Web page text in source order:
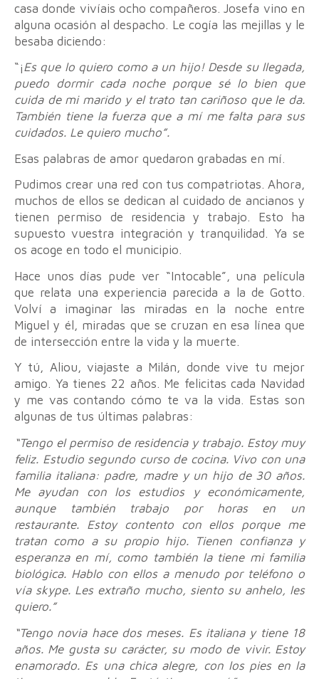
casa donde vivíais ocho compañeros. Josefa vino en
alguna ocasión al despacho. Le cogía las mejillas y le
besaba diciendo:
“¡Es que lo quiero como a un hijo! Desde su llegada,
puedo dormir cada noche porque sé lo bien que
cuida de mi marido y el trato tan cariñoso que le da.
También tiene la fuerza que a mí me falta para sus
cuidados. Le quiero mucho”.
Esas palabras de amor quedaron grabadas en mí.
Pudimos crear una red con tus compatriotas. Ahora,
muchos de ellos se dedican al cuidado de ancianos y
tienen permiso de residencia y trabajo. Esto ha
supuesto vuestra integración y tranquilidad. Ya se
os acoge en todo el municipio.
Hace unos días pude ver “Intocable”, una película
que relata una experiencia parecida a la de Gotto.
Volví a imaginar las miradas en la noche entre
Miguel y él, miradas que se cruzan en esa línea que
de intersección entre la vida y la muerte.
Y tú, Aliou, viajaste a Milán, donde vive tu mejor
amigo. Ya tienes 22 años. Me felicitas cada Navidad
y me vas contando cómo te va la vida. Estas son
algunas de tus últimas palabras:
“Tengo el permiso de residencia y trabajo. Estoy muy
feliz. Estudio segundo curso de cocina. Vivo con una
familia italiana: padre, madre y un hijo de 30 años.
Me ayudan con los estudios y económicamente,
aunque también trabajo por horas en un
restaurante. Estoy contento con ellos porque me
tratan como a su propio hijo. Tienen confianza y
esperanza en mí, como también la tiene mi familia
biológica. Hablo con ellos a menudo por teléfono o
vía skype. Les extraño mucho, siento su anhelo, les
quiero.”
“Tengo novia hace dos meses. Es italiana y tiene 18
años. Me gusta su carácter, su modo de vivir. Estoy
enamorado. Es una chica alegre, con los pies en la